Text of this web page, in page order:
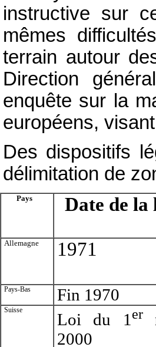
instructive sur
mêmes
terrain autour
Direction
enquête sur la
européens,
Des dispositifs
délimitation de
Pays Date de la
Allemagne 1971
Pays-Bas Fin 1970
Suisse Loi du 1 er
2000